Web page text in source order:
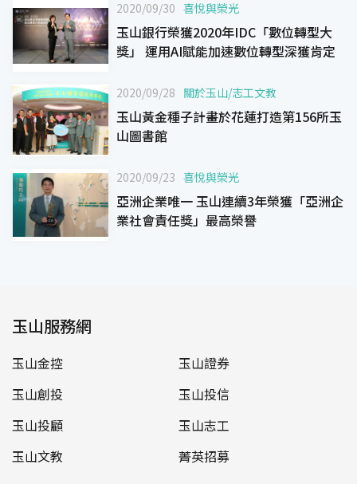
2020/09/30 喜悅與榮光
玉山銀行榮獲2020年IDC「數位轉型大
獎」 運用AI賦能加速數位轉型深獲肯定
2020/09/28 關於玉山/志工文教
玉山黃金種子計畫於花蓮打造第156所玉
山圖書館
2020/09/23 喜悅與榮光
亞洲企業唯一 玉山連續3年榮獲「亞洲企
業社會責任獎」最高榮譽
玉山服務網
玉山金控
玉山證券
玉山創投
玉山投信
玉山投顧
玉山志工
玉山文教
菁英招募